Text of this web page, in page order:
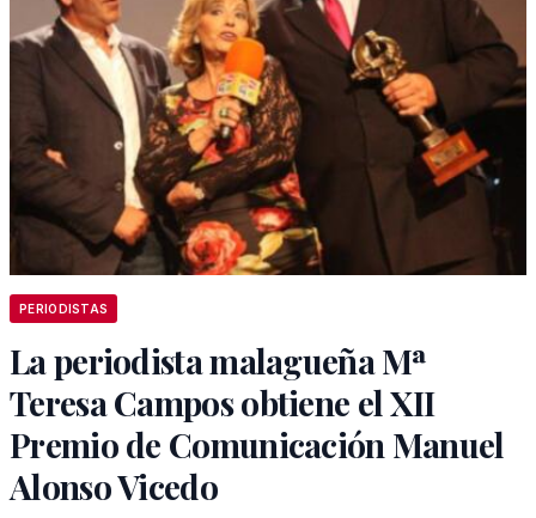
PERIODISTAS
La periodista malagueña Mª
Teresa Campos obtiene el XII
Premio de Comunicación Manuel
Alonso Vicedo